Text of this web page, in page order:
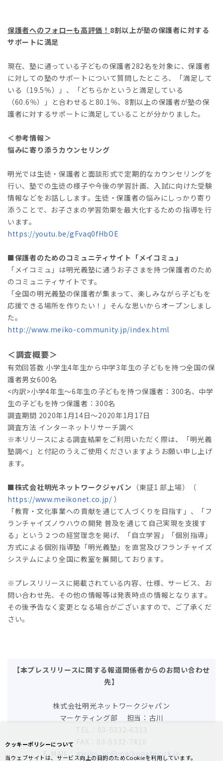
保護者へのフォローも高評価！ 8割以上が塾の保護者に対する
サポートに満足
現在、塾に通っている子どもの保護者282名を対象に、保護者
に対しての塾のサポートについて質問したところ、「満足して
いる（19.5％）」、「どちらかというと満足している
（60.6％）」と合わせると80.1％、8割以上の保護者が塾の保
護者に対するサポートに満足していることが分かりました。
＜参考情報＞
悩みに寄り添うカウンセリング
明光では生徒・保護者と面談形式で定期的なカウンセリングを
行い、塾での生徒の様子や今後の学習計画、入試に向けた受験
情報などをお話しします。生徒・保護者の悩みにしっかり寄り
添うことで、お子さまの学習効果を最大化するための指導を行
います。
https://youtu.be/gFvaq0fHbOE
■保護者のためのコミュニティサイト「メイコミュ」
「メイコミュ」は明光義塾に通うお子さまを持つ保護者のため
のコミュニティサイトです。
「全国の明光義塾の保護者が集まって、楽しみながら子どもを
応援できる場所を作りたい！」そんな思いからオープンしまし
た。
http://www.meiko-community.jp/index.html
＜調査概要＞
有効回答数 小学生4年生から中学3年生の子どもを持つ全国の保
護者男女600名
<内訳>小学4年生～6年生の子どもを持つ保護者：300名、中学
生の子どもを持つ保護者：300名
調査期間 2020年1月14日～2020年1月17日
調査方法 インターネットリサーチ調べ
※本リリースによる調査結果をご利用いただく際は、「明光義
塾調べ」と付記のうえご使用くださいますようお願い申し上げ
ます。
■株式会社明光ネットワークジャパン （東証1 部上場）（
https://www.meikonet.co.jp/ ）
「教育・文化事業への貢献を通じて人づくりを目指す」、「フ
ランチャイズノウハウの開発 普及を通じて自己実現を支援す
る」という２つの経営理念を掲げ、「自立学習」「個別指導」
方式による個別指導塾「明光義塾」を直営及びフランチャイズ
システムにより全国に教室を展開しております。
※プレスリリースに掲載されている内容、仕様、サービス、お
問い合わせ先、その他の情報等は発表時点の情報となります。
その後予告なく変更となる場合がございますので、ご了承くだ
さい。
【本プレスリリースに関する報道関係者からのお問い合わせ
先】
株式会社明光ネットワークジャパン
マーケティング部 担当：古川
TEL：03-5332-6313
FAX：03-5332-7410
E-MAIL： meiko-pr@meikonetwork.jp
クッキーポリシーについて
当ウェブサイトは、サービス向上の目的のためCookieを利用しています。